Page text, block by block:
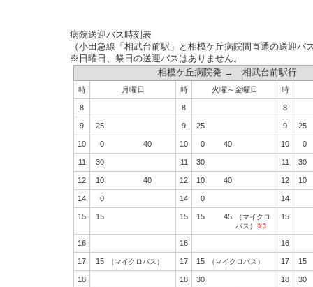
病院送迎バス時刻表
（小田急線「相武台前駅」と相模ケ丘病院間直通の送迎
※日曜日、祭日の送迎バスはありません。
相模ケ丘病院発 → 相武台前駅行
時 月曜日 時 火曜～金曜日 時
8 8 8
9 25 9 25 9 25
10 0 40 10 0 40 10 0
11 30 11 30 11 30
12 10 40 12 10 40 12 10
14 0 14 0 14
15 15 15 15 45
（マイクロ
バス）
※3
15
16 16 16
17 15 （マイクロバス） 17 15 （マイクロバス） 17 15
18 18 30 18 30